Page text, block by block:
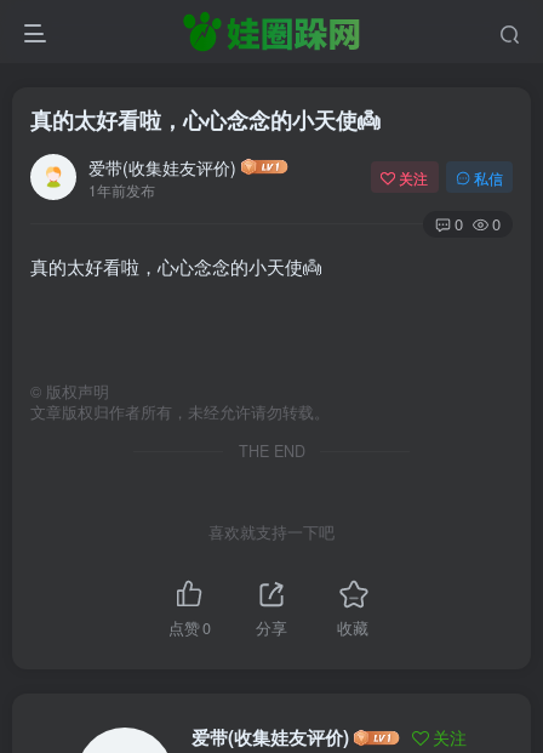
真的太好看啦，心心念念的小天使👼
爱带(收集娃友评价)
1年前发布
关注 私信
0 0
真的太好看啦，心心念念的小天使👼
© 版权声明
文章版权归作者所有，未经允许请勿转载。
THE END
喜欢就支持一下吧
点赞0 分享 收藏
爱带(收集娃友评价) 关注